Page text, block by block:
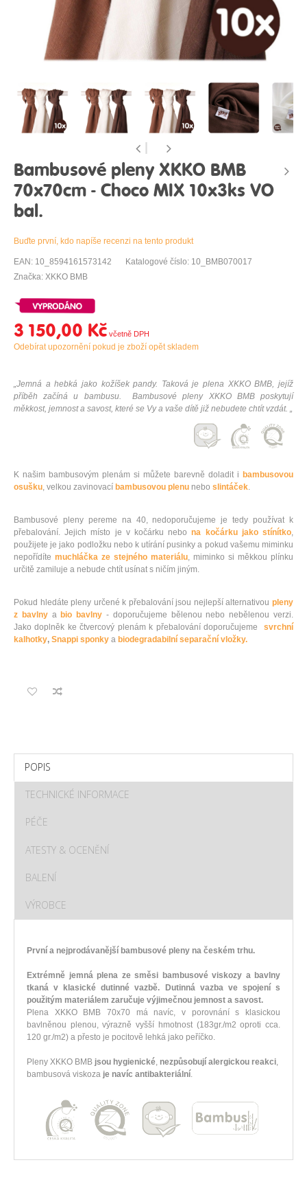
Bambusové pleny XKKO BMB
70x70cm - Choco MIX 10x3ks VO
bal.
Buďte první, kdo napíše recenzi na tento produkt
EAN: 10_8594161573142
Katalogové číslo: 10_BMB070017
Značka: XKKO BMB
3 150,00 Kč
Odebírat upozornění pokud je zboží opět skladem
„Jemná a hebká jako kožíšek pandy. Taková je plena XKKO BMB, jejíž
příběh začíná u bambusu. Bambusové pleny XKKO BMB poskytují
měkkost, jemnost a savost, které se Vy a vaše dítě již nebudete chtít vzdát. „
K našim bambusovým plenám si můžete barevně doladit i bambusovou
osušku, velkou zavinovací bambusovou plenu nebo slintáček.
Bambusové pleny pereme na 40, nedoporučujeme je tedy používat k
přebalování. Jejich místo je v kočárku nebona kočárku jako stínítko,
použijete je jako podložku nebo k utírání pusinky a pokud vašemu miminku
nepořídíte muchláčka ze stejného materiálu, miminko si měkkou plínku
určitě zamiluje a nebude chtít usínat s ničím jiným.
Pokud hledáte pleny určené k přebalování jsou nejlepší alternativou pleny
z bavlnya bio bavlny - doporučujeme bělenou nebo nebělenou verzi.
Jako doplněk ke čtvercový plenám k přebalování doporučujeme svrchní
kalhotky, Snappi sponky a biodegradabilní separační vložky.
POPIS
TECHNICKÉ INFORMACE
PÉČE
ATESTY & OCENĚNÍ
BALENÍ
VÝROBCE
První a nejprodávanější bambusové pleny na českém trhu.
Extrémně jemná plena ze směsi bambusové viskozy a bavlny
tkaná v klasické dutinné vazbě. Dutinná vazba ve spojení s
použitým materiálem zaručuje výjimečnou jemnost a savost.
Plena XKKO BMB 70x70 má navíc, v porovnání s klasickou
bavlněnou plenou, výrazně vyšší hmotnost (183gr./m2 oproti cca.
120 gr./m2) a přesto je pocitově lehká jako peříčko.
Pleny XKKO BMB jsou hygienické, nezpůsobují alergickou reakci,
bambusová viskoza je navíc antibakteriální.